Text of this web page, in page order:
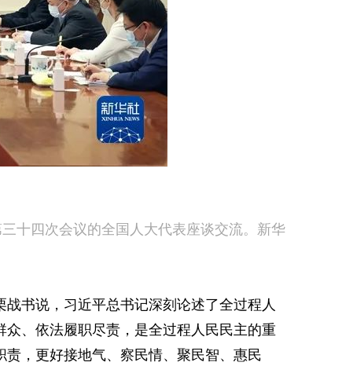
十四次会议的全国人大代表座谈交流。新华
书说，习近平总书记深刻论述了全过程人
、依法履职尽责，是全过程人民民主的重
，更好接地气、察民情、聚民智、惠民